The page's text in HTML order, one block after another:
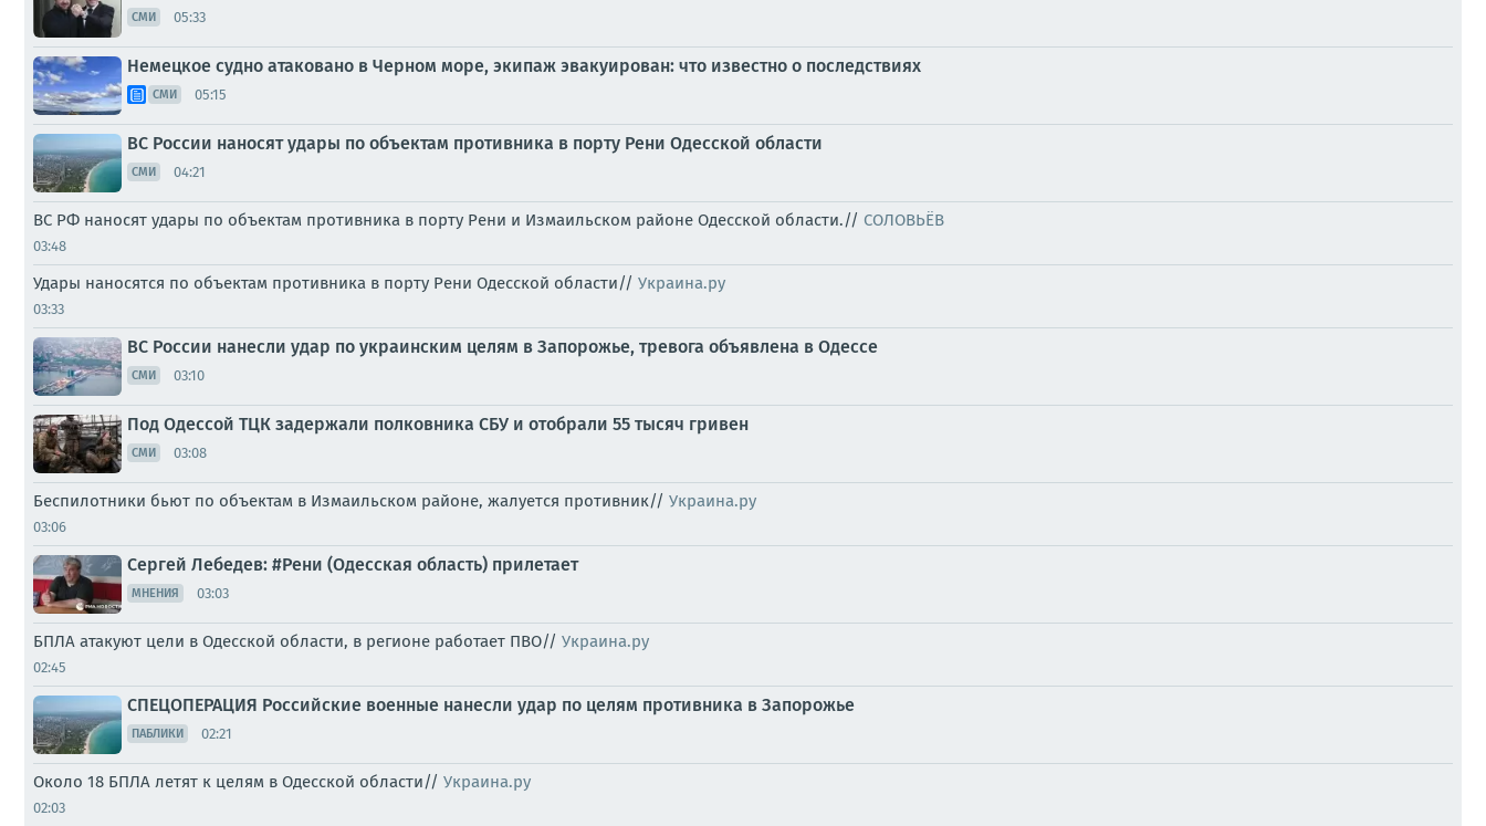
СМИ 05:33
Немецкое судно атаковано в Черном море, экипаж эвакуирован: что известно о последствиях
СМИ 05:15
ВС России наносят удары по объектам противника в порту Рени Одесской области
СМИ 04:21
ВС РФ наносят удары по объектам противника в порту Рени и Измаильском районе Одесской области.// СОЛОВЬЁВ
03:48
Удары наносятся по объектам противника в порту Рени Одесской области// Украина.ру
03:33
ВС России нанесли удар по украинским целям в Запорожье, тревога объявлена в Одессе
СМИ 03:10
Под Одессой ТЦК задержали полковника СБУ и отобрали 55 тысяч гривен
СМИ 03:08
Беспилотники бьют по объектам в Измаильском районе, жалуется противник// Украина.ру
03:06
Сергей Лебедев: #Рени (Одесская область) прилетает
МНЕНИЯ 03:03
БПЛА атакуют цели в Одесской области, в регионе работает ПВО// Украина.ру
02:45
СПЕЦОПЕРАЦИЯ Российские военные нанесли удар по целям противника в Запорожье
ПАБЛИКИ 02:21
Около 18 БПЛА летят к целям в Одесской области// Украина.ру
02:03